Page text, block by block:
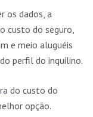
os dados, a
custo do seguro,
e meio aluguéis
perfil do inquilino.
do custo do
opção.